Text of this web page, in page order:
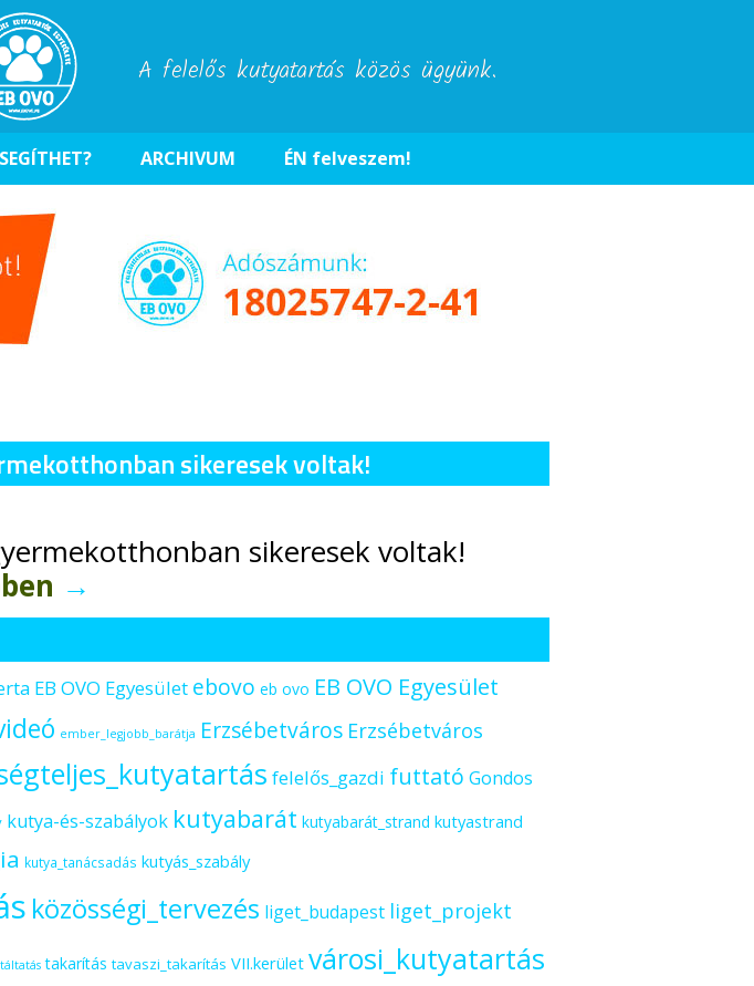
A felelős kutyatartás közös ügyünk.
ARCHIVUM ÉN felveszem!
sikeresek voltak!
sikeresek voltak!
→
EB OVO Egyesület ebovo eb ovo EB OVO Egyesület
ember_legjobb_barátja Erzsébetváros Erzsébetváros
felelős_gazdi futtató Gondos
kutya-és-szabályok kutyabarát kutyabarát_strand kutyastrand
kutya_tanácsadás kutyás_szabály
közösségi_tervezés liget_budapest liget_projekt
takarítás tavaszi_takarítás VII.kerület városi_kutyatartás